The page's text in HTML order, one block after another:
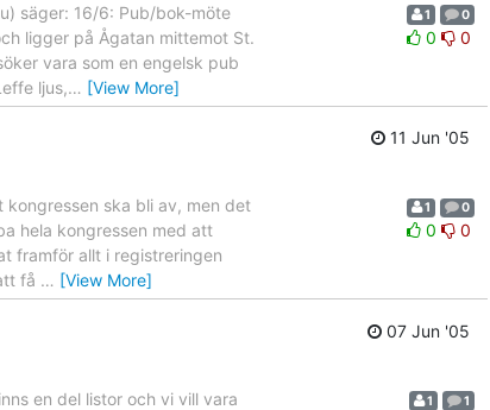
säger: 16/6: Pub/bok-möte
ligger på Ågatan mittemot St.
vara som en engelsk pub
ljus,… [View More]
1 0
0 0
11 Jun '05
ska bli av, men det
hela kongressen med att
framför allt i registreringen
få … [View More]
1 0
0 0
07 Jun '05
en del listor och vi vill vara
1 1